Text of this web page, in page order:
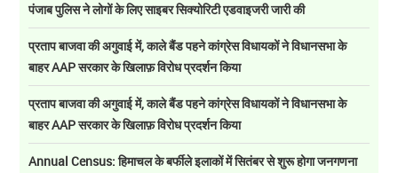
पंजाब पुलिस ने लोगों के लिए साइबर सिक्योरिटी एडवाइजरी जारी की
प्रताप बाजवा की अगुवाई में, काले बैंड पहने कांग्रेस विधायकों ने विधानसभा के
बाहर AAP सरकार के खिलाफ़ विरोध प्रदर्शन किया
प्रताप बाजवा की अगुवाई में, काले बैंड पहने कांग्रेस विधायकों ने विधानसभा के
बाहर AAP सरकार के खिलाफ़ विरोध प्रदर्शन किया
Annual Census: हिमाचल के बर्फीले इलाकों में सितंबर से शुरू होगा जनगणना